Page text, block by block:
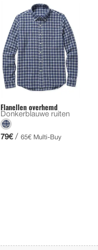
Flanellen overhemd
Donkerblauwe ruiten
79€ / 65€ Multi-Buy